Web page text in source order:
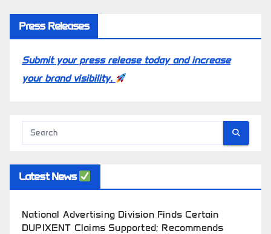
Press Releases
Submit your press release today and increase
your brand visibility.
Latest News
National Advertising Division Finds Certain
DUPIXENT Claims Supported; Recommends